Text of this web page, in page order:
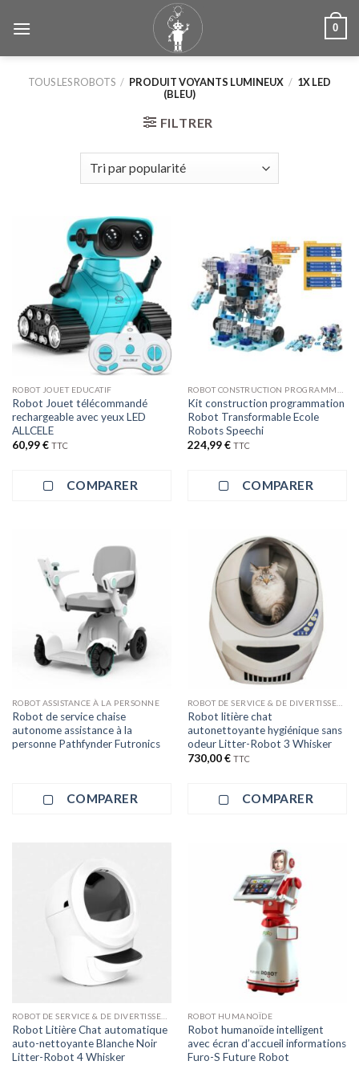
0
TOUS LES ROBOTS / PRODUIT VOYANTS LUMINEUX / 1X LED
(BLEU)
FILTRER
ROBOT JOUET EDUCATIF
Robot Jouet télécommandé
rechargeable avec yeux LED
ALLCELE
60,99€ TTC
COMPARER
Kit construction programmation
Robot Transformable Ecole
Robots Speechi
224,99€ TTC
COMPARER
ROBOT ASSISTANCE À LA PERSONNE
Robot de service chaise
autonome assistance à la
personne Pathfynder Futronics
COMPARER
Robot litière chat
autonettoyante hygiénique sans
odeur Litter-Robot 3 Whisker
730,00€ TTC
COMPARER
Robot Litière Chat automatique
auto-nettoyante Blanche Noir
Litter-Robot 4 Whisker
ROBOT HUMANOÏDE
Robot humanoïde intelligent
avec écran d’accueil informations
Furo-S Future Robot